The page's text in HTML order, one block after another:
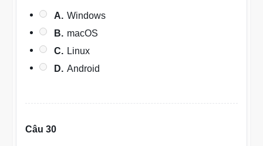
A. Windows
B. macOS
C. Linux
D. Android
Câu 30